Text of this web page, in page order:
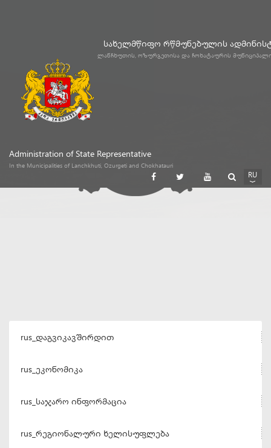
სახელმწიფო რწმუნებულის
ლანჩხუთის, ოზურგეთისა და ჩოხატაურის
Administration of State Representative
In the Municipalities of Lanchkhuti, Ozurgeti and Chokhatauri
RU
rus_დაგვიკავშირდით
rus_ეკონომიკა
rus_საჯარო ინფორმაცია
rus_რეგიონალური ხელისუფლება